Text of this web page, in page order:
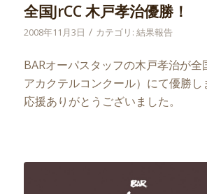
全国JrCC 木戸孝治優勝！
2008年11月3日 / カテゴリ: 結果報告
BARオーパスタッフの木戸孝治が全
アカクテルコンクール）にて優勝し
応援ありがとうございました。